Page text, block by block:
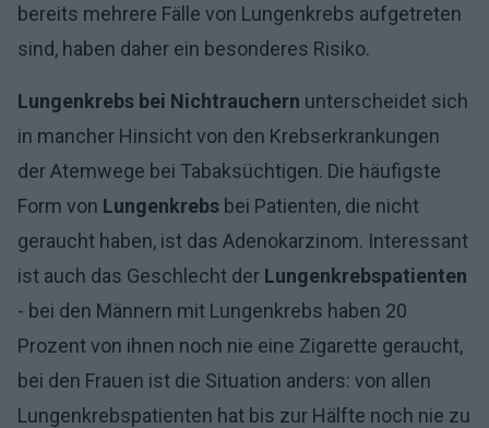
bereits mehrere Fälle von Lungenkrebs aufgetreten
sind, haben daher ein besonderes Risiko.
Lungenkrebs bei Nichtrauchern unterscheidet sich
in mancher Hinsicht von den Krebserkrankungen
der Atemwege bei Tabaksüchtigen. Die häufigste
Form von Lungenkrebs bei Patienten, die nicht
geraucht haben, ist das Adenokarzinom. Interessant
ist auch das Geschlecht der Lungenkrebspatienten
- bei den Männern mit Lungenkrebs haben 20
Prozent von ihnen noch nie eine Zigarette geraucht,
bei den Frauen ist die Situation anders: von allen
Lungenkrebspatienten hat bis zur Hälfte noch nie zu